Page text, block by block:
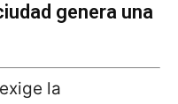
genera una
la